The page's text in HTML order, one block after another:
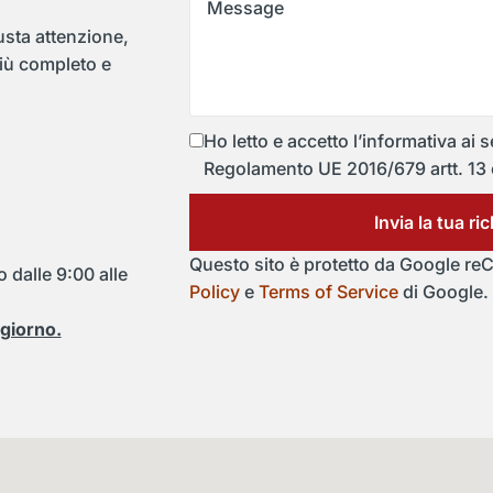
attenzione,
completo e
dalle 9:00 alle
Ho letto e accetto l’informativa ai
Regolamento UE 2016/679 artt. 13
Invia la tua
Questo sito è protetto da Google
Policye Terms of Servicedi Google.